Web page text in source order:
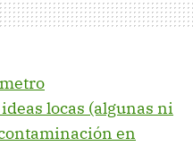
locas (algunas ni
en